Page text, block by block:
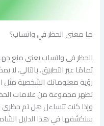
ما معنى الحظر في واتساب؟
الحظر في واتساب يعني منع
تمامًا عبر التطبيق. بالتالي،
رؤية معلوماتك الشخصية مثل
تظهر مجموعة من علامات
وإذا كنت تتساءل هل تم
سنكشفها في هذا الدليل